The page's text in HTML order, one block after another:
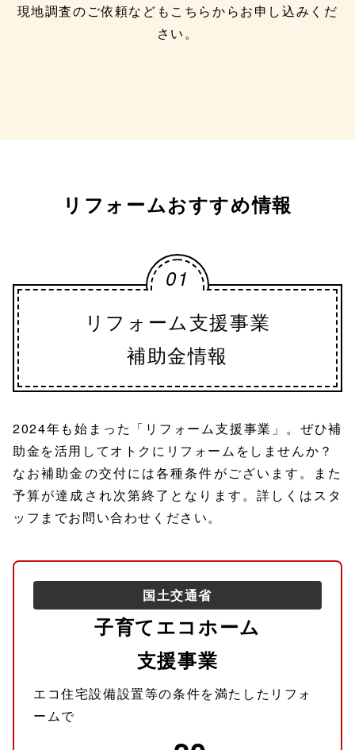
現地調査のご依頼などもこちらからお申し込みくだ
さい。
リフォームおすすめ情報
01
リフォーム支援事業
補助金情報
2024年も始まった「リフォーム支援事業」。ぜひ補
助金を活用してオトクにリフォームをしませんか？
なお補助金の交付には各種条件がございます。また
予算が達成され次第終了となります。詳しくはスタ
ッフまでお問い合わせください。
国土交通省
子育てエコホーム
支援事業
エコ住宅設備設置等の条件を満たしたリフォ
ームで